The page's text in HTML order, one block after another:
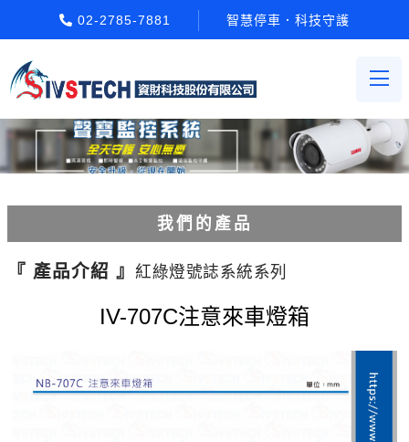
02-2785-7881 智慧停車．科技守護
我們的產品
電動柵欄機系列
Etag長距離讀卡機系列
『 產品介紹 』 紅綠燈號誌系統系列
IV-707C注意來車燈箱